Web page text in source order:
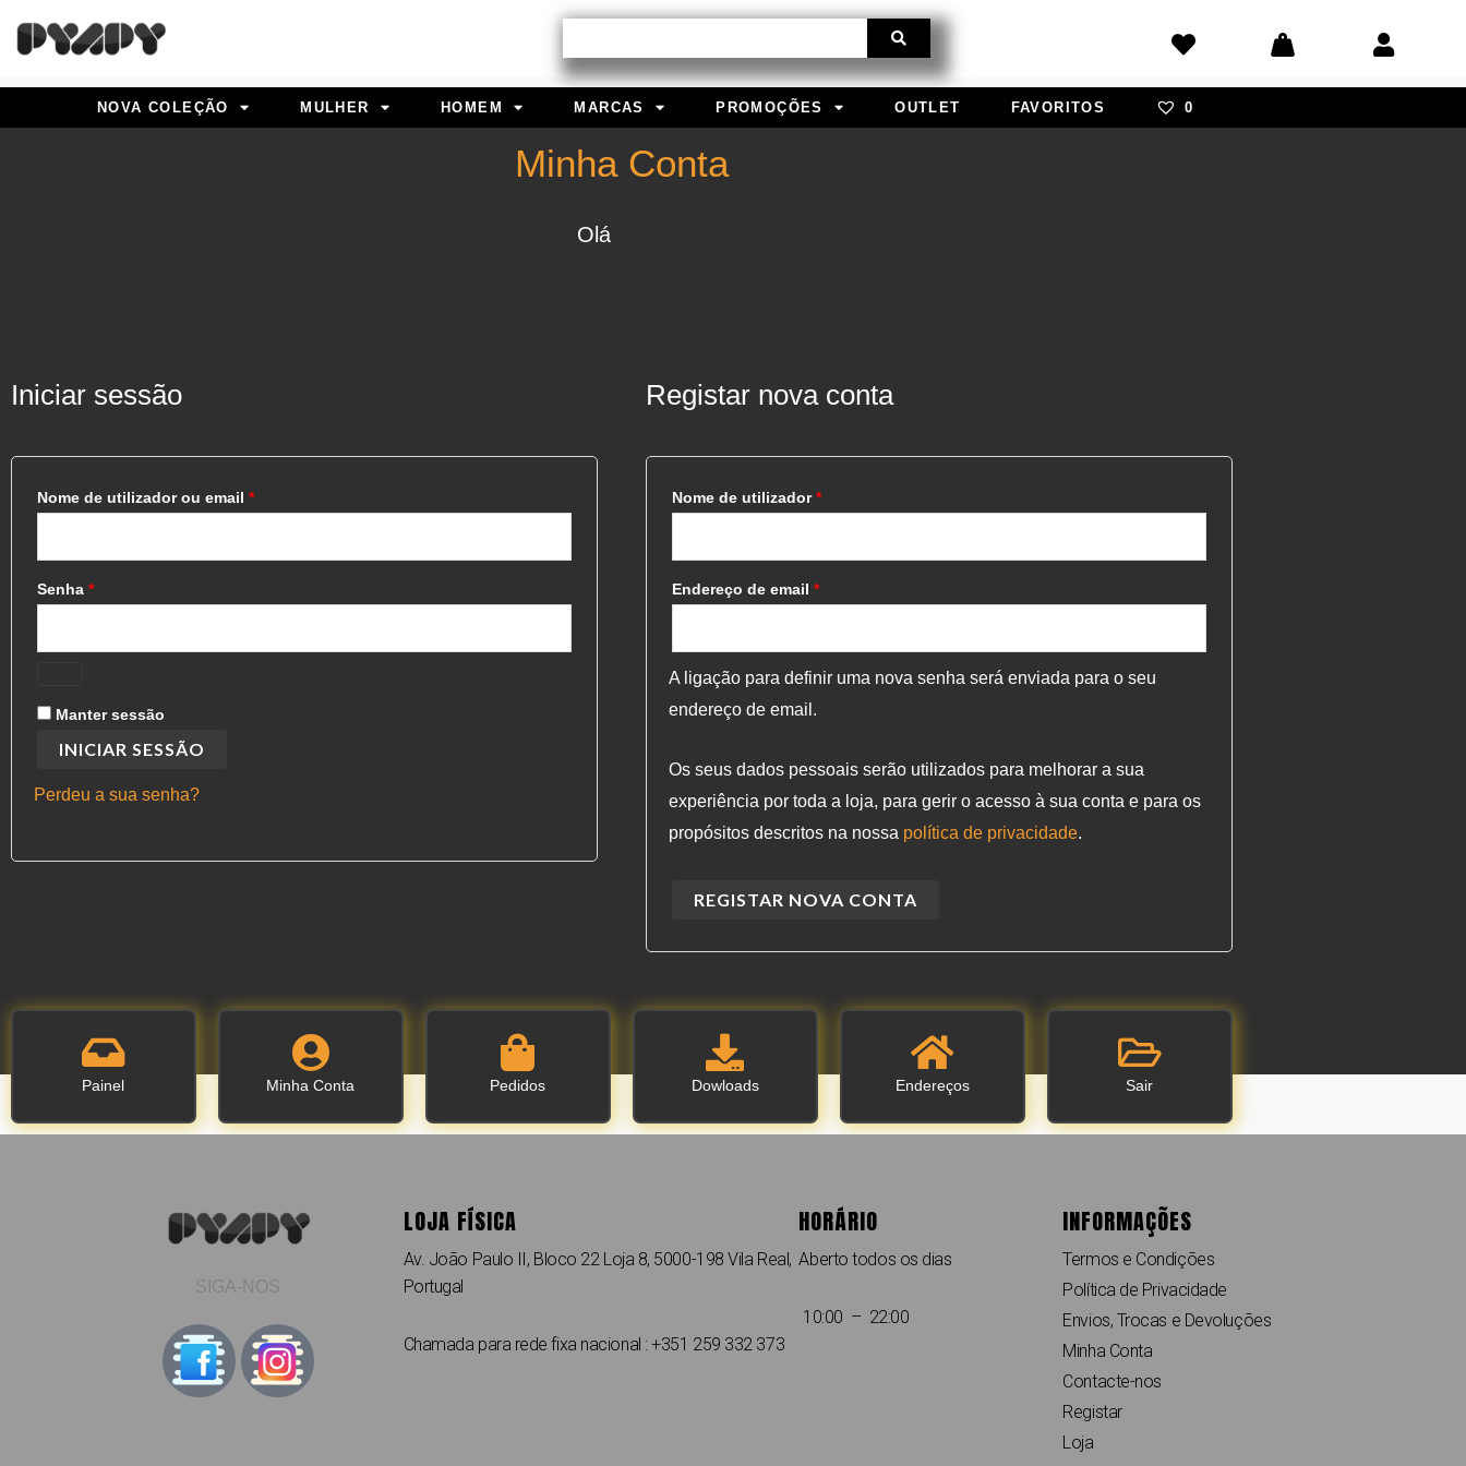
NOVA COLEÇÃO MULHER HOMEM MARCAS PROMOÇÕES OUTLET FAVORITOS 0
Minha Conta
Olá
Iniciar sessão
Nome de utilizador ou email *
Senha *
Obrigatório
Manter sessão
INICIAR SESSÃO
Perdeu a sua senha?
Registar nova conta
Nome de utilizador*
Obrigatório
Endereço de email*
Obrigatório
A ligação para definir uma nova senha será enviada para o seu
endereço de email.
Os seus dados pessoais serão utilizados para melhorar a sua
experiência por toda a loja, para gerir o acesso à sua conta e para os
propósitos descritos na nossa política de privacidade.
REGISTAR NOVA CONTA
Painel Minha Conta Pedidos Dowloads Endereços Sair
SIGA-NOS
LOJA FÍSICA
Av. João Paulo II, Bloco 22 Loja 8, 5000-198 Vila Real,
Portugal
Chamada para rede fixa nacional : +351 259 332 373
HORÁRIO
Aberto todos os dias
10:00 – 22:00
INFORMAÇÕES
Termos e Condições
Política de Privacidade
Envios, Trocas e Devoluções
Minha Conta
Contacte-nos
Registar
Loja